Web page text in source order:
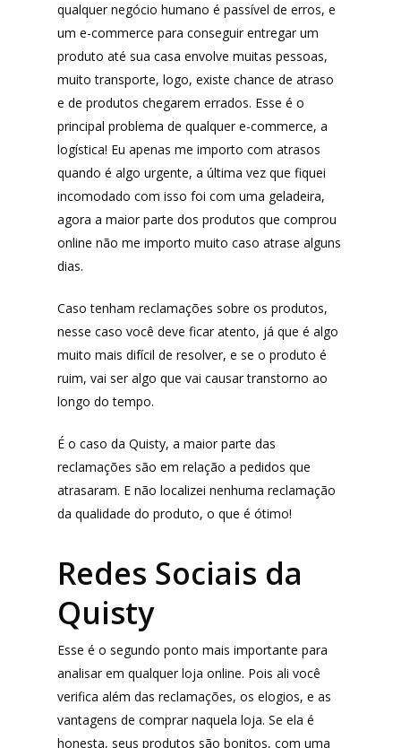
qualquer negócio humano é passível de erros, e
um e-commerce para conseguir entregar um
produto até sua casa envolve muitas pessoas,
muito transporte, logo, existe chance de atraso
e de produtos chegarem errados. Esse é o
principal problema de qualquer e-commerce, a
logística! Eu apenas me importo com atrasos
quando é algo urgente, a última vez que fiquei
incomodado com isso foi com uma geladeira,
agora a maior parte dos produtos que comprou
online não me importo muito caso atrase alguns
dias.
Caso tenham reclamações sobre os produtos,
nesse caso você deve ficar atento, já que é algo
muito mais difícil de resolver, e se o produto é
ruim, vai ser algo que vai causar transtorno ao
longo do tempo.
É o caso da Quisty, a maior parte das
reclamações são em relação a pedidos que
atrasaram. E não localizei nenhuma reclamação
da qualidade do produto, o que é ótimo!
Redes Sociais da
Quisty
Esse é o segundo ponto mais importante para
analisar em qualquer loja online. Pois ali você
verifica além das reclamações, os elogios, e as
vantagens de comprar naquela loja. Se ela é
honesta, seus produtos são bonitos, com uma